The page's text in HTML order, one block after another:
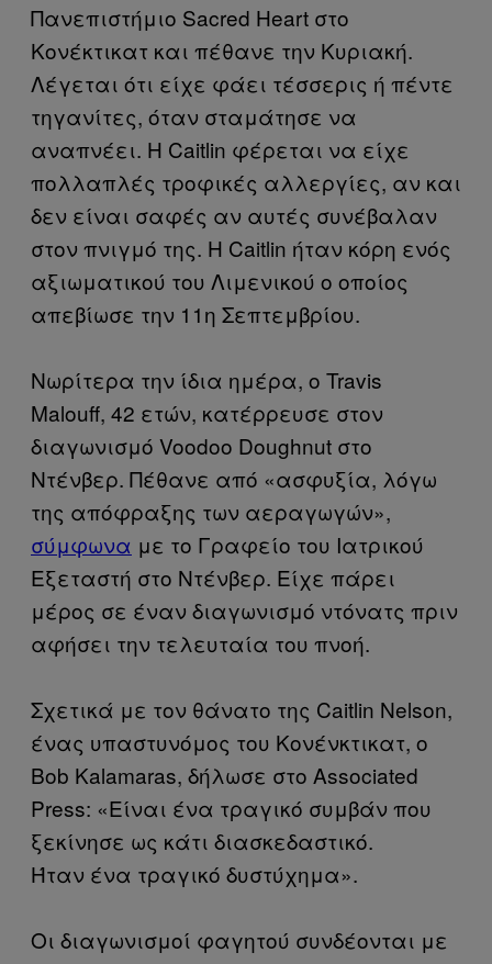
Πανεπιστήμιο Sacred Heart στο
Κονέκτικατ και πέθανε την Κυριακή.
Λέγεται ότι είχε φάει τέσσερις ή πέντε
τηγανίτες, όταν σταμάτησε να
αναπνέει. Η Caitlin φέρεται να είχε
πολλαπλές τροφικές αλλεργίες, αν και
δεν είναι σαφές αν αυτές συνέβαλαν
στον πνιγμό της. Η Caitlin ήταν κόρη ενός
αξιωματικού του Λιμενικού ο οποίος
απεβίωσε την 11η Σεπτεμβρίου.
Νωρίτερα την ίδια ημέρα, ο Travis
Malouff, 42 ετών, κατέρρευσε στον
διαγωνισμό Voodoo Doughnut στο
Ντένβερ. Πέθανε από «ασφυξία, λόγω
της απόφραξης των αεραγωγών»,
σύμφωνα με το Γραφείο του Ιατρικού
Εξεταστή στο Ντένβερ. Είχε πάρει
μέρος σε έναν διαγωνισμό ντόνατς πριν
αφήσει την τελευταία του πνοή.
Σχετικά με τον θάνατο της Caitlin Nelson,
ένας υπαστυνόμος του Κονένκτικατ, ο
Bob Κalamaras, δήλωσε στο Associated
Press: «Είναι ένα τραγικό συμβάν που
ξεκίνησε ως κάτι διασκεδαστικό.
Ήταν ένα τραγικό δυστύχημα».
Οι διαγωνισμοί φαγητού συνδέονται με